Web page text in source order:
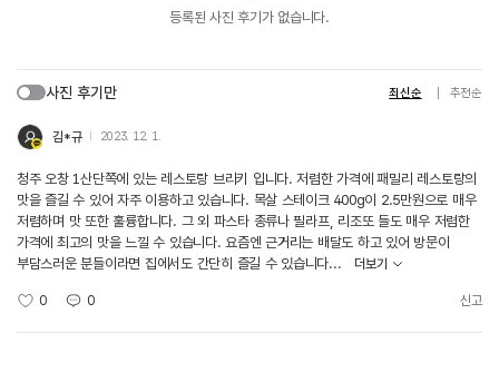
등록된 사진 후기가 없습니다.
사진 후기만 최신순 추천순
김*규 2023. 12. 1.
청주 오창 1산단쪽에 있는 레스토랑 브리키 입니다. 저렴한 가격에 패밀리 레스토랑의
맛을 즐길 수 있어 자주 이용하고 있습니다. 목살 스테이크 400g이 2.5만원으로 매우
저렴하며 맛 또한 훌륭합니다. 그 외 파스타 종류나 필라프, 리조또 들도 매우 저렴한
가격에 최고의 맛을 느낄 수 있습니다. 요즘엔 근거리는 배달도 하고 있어 방문이
부담스러운 분들이라면 집에서도 간단히 즐길 수 있습니다...
더보기
0 0 신고